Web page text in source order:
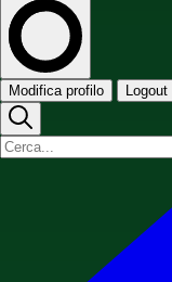
Modifica profilo Logout